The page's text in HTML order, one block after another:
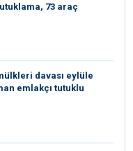
73 araç
davası eylüle
emlakçı tutuklu